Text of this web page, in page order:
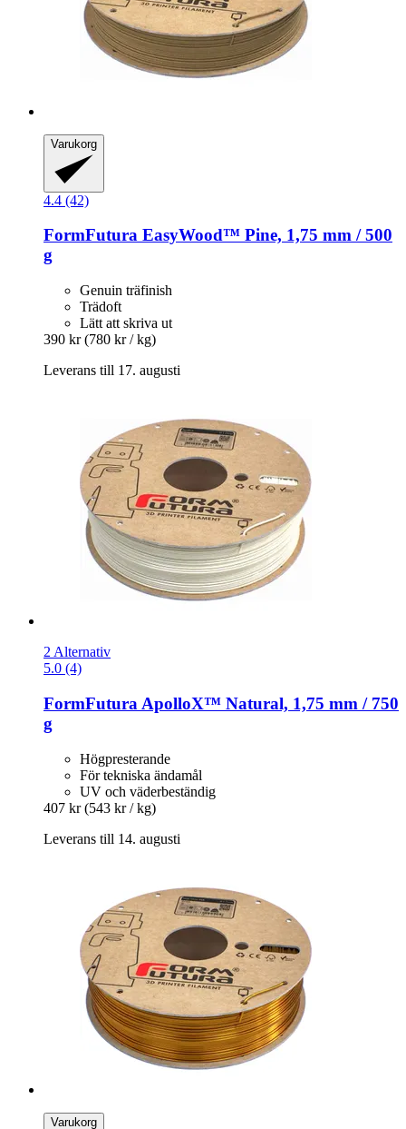
Varukorg
4.4 (42)
FormFutura EasyWood™ Pine, 1,75 mm / 500
g
Genuin träfinish
Trädoft
Lätt att skriva ut
390 kr (780 kr / kg)
Leverans till 17. augusti
2 Alternativ
5.0 (4)
FormFutura ApolloX™ Natural, 1,75 mm / 750
g
Högpresterande
För tekniska ändamål
UV och väderbeständig
407 kr (543 kr / kg)
Leverans till 14. augusti
Varukorg